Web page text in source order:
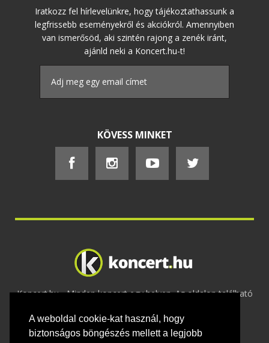
A weboldal cookie-kat használ, hogy
biztonságos böngészés mellett a legjobb
Iratkozz fel hírlevelünkre, hogy tájékoztathassunk a
legfrissebb eseményekről és akciókról. Amennyiben
van ismerősöd, aki szintén rajong a zenék iránt,
ajánld neki a Koncert.hu-t!
KÖVESS MINKET
Koncert.hu - Minden koncert egy helyen. Az oldalon található
2020 Adatvédelem-ÁSZF-Felhasználási
feltételek-Webmaster- Kapcsolat és üzenet küldés